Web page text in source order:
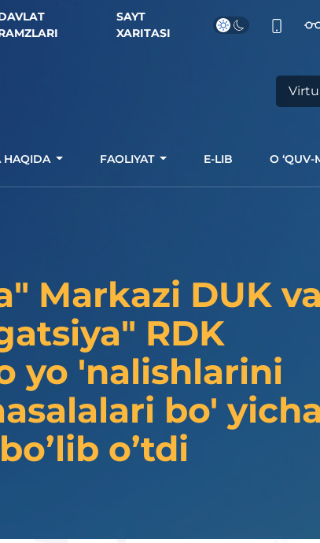
SAYT
XARITASI
HAQIDA FAOLIYAT E-LIB O
Markazi DUK va
RDK
yo 'nalishlarini
bo'
o’tdi